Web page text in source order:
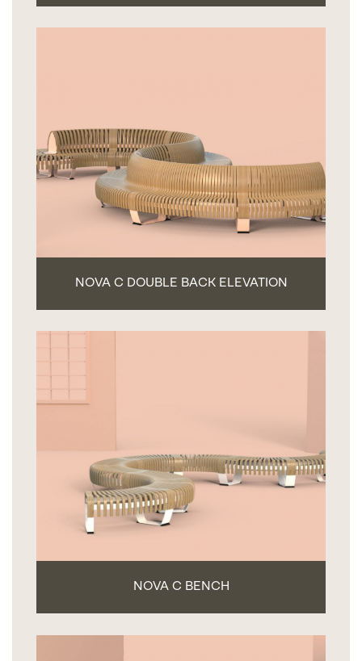
NOVA C DOUBLE BACK ELEVATION
NOVA C BENCH